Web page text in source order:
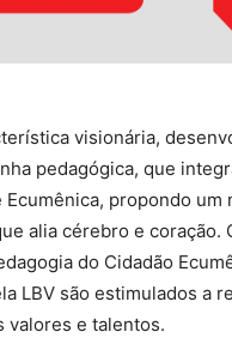
visionária,
pedagógica, que
Ecumênica, propondo um
alia cérebro e coração.
do Cidadão
LBV são estimulados a
valores e talentos.